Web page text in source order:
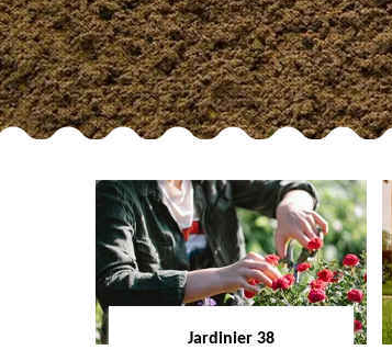
Jardinier 38